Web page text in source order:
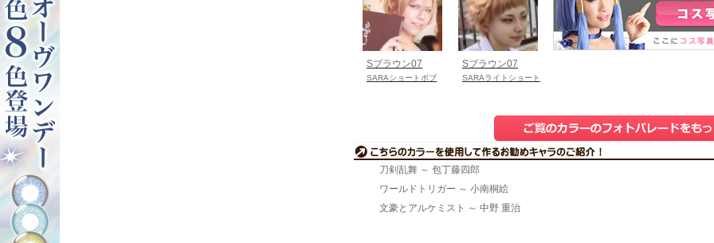
Sブラウン07
SARAショートボブ
Sブラウン07
SARAライトショート
刀剣乱舞 ～ 包丁藤四郎
ワールドトリガー ～ 小南桐絵
文豪とアルケミスト ～ 中野 重治